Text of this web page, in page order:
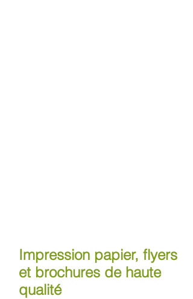
Impression papier, flyers
et brochures de haute
qualité